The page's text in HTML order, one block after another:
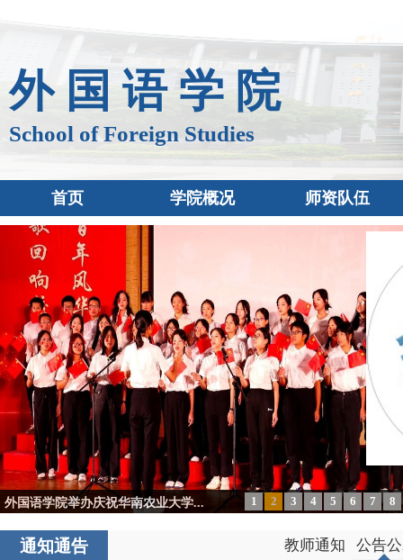
外 国 语 学 院
School of Foreign Studies
首页 学院概况 师资队伍
1 2 3 4 5 6 7 8
外国语学院举办庆祝华南农业大学...
通知通告 公告
教师通知